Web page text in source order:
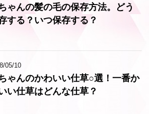
ゃんの髪の毛の保存方法。どう
する？いつ保存する？
05/10
ゃんのかわいい仕草○選！一番か
い仕草はどんな仕草？